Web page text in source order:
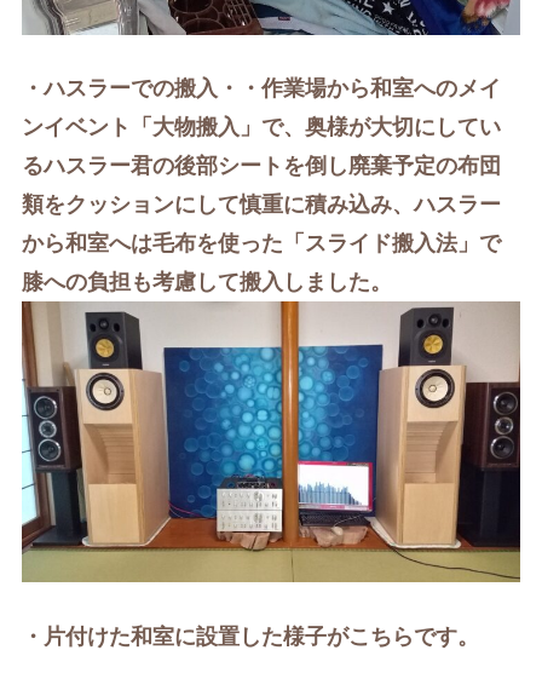
・ハスラーでの搬入・・作業場から和室へのメイ
ンイベント「大物搬入」で、奥様が大切にしてい
るハスラー君の後部シートを倒し廃棄予定の布団
類をクッションにして慎重に積み込み、ハスラー
から和室へは毛布を使った「スライド搬入法」で
膝への負担も考慮して搬入しました。
・片付けた和室に設置した様子がこちらです。